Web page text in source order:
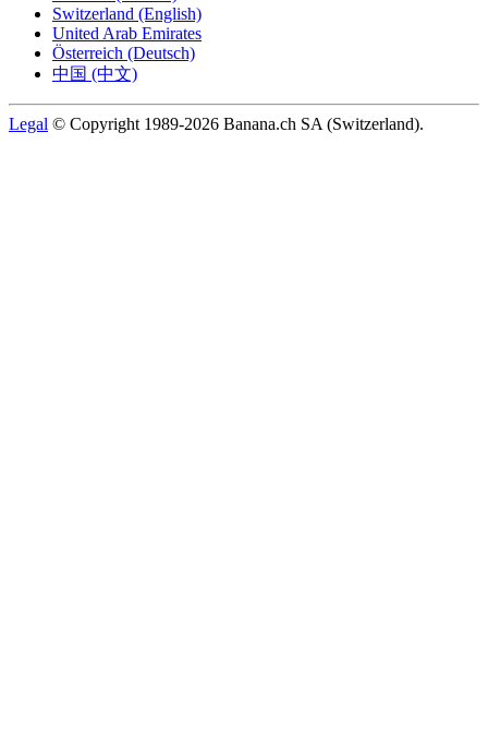
Switzerland (English)
United Arab Emirates
Österreich (Deutsch)
中国 (中文)
Legal © Copyright 1989-2026 Banana.ch SA (Switzerland).